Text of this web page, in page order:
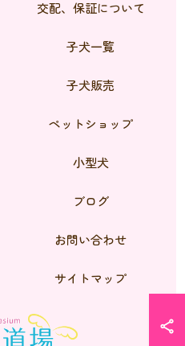
交配、保証について
子犬一覧
子犬販売
ペットショップ
小型犬
ブログ
お問い合わせ
サイトマップ